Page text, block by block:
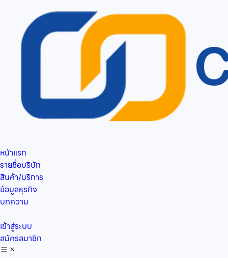
หน้าแรก
รายชื่อบริษัท
สินค้า/บริการ
ข้อมูลธุรกิจ
บทความ
เข้าสู่ระบบ
สมัครสมาชิก